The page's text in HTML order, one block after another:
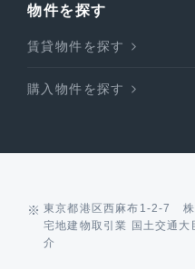
物件を探す
賃貸物件を探す
購入物件を探す
東京都港区西麻布1-2-7
宅地建物取引業 国土交通
介